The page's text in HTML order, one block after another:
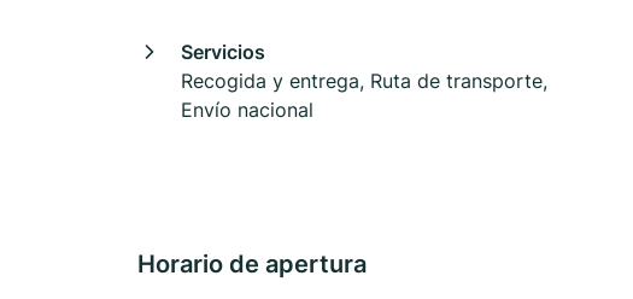
Servicios
Recogida y entrega, Ruta de transporte,
Envío nacional
Horario de apertura